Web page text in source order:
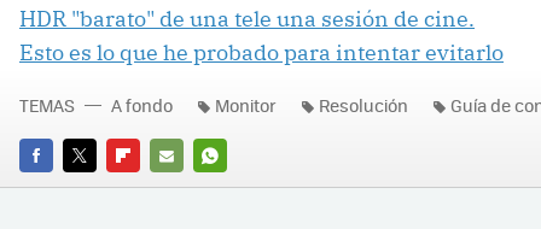
HDR "barato" de una tele una sesión de cine.
Esto es lo que he probado para intentar evitarlo
FACEBOOK
TWITTERFLIPBOARD
E-
WHATSAPP
TEMAS A fondo Monitor Resolución Guía de